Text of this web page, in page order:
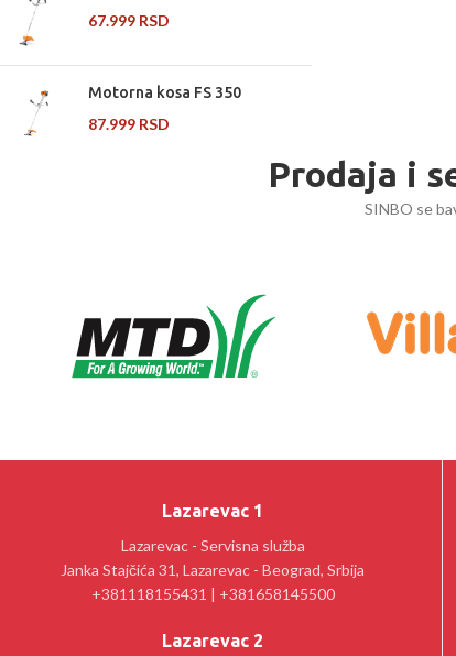
67.999 RSD
Motorna kosa FS 350
87.999 RSD
Prodaja i
SINBO se
Lazarevac 1
Lazarevac - Servisna služba
Janka Stajčića 31, Lazarevac - Beograd, Srbija
+381118155431 | +381658145500
Lazarevac 2